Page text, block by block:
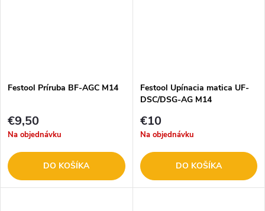
Festool Príruba BF-AGC M14
€9,50
Na objednávku
DO KOŠÍKA
Festool Upínacia matica UF-
DSC/DSG-AG M14
€10
Na objednávku
DO KOŠÍKA